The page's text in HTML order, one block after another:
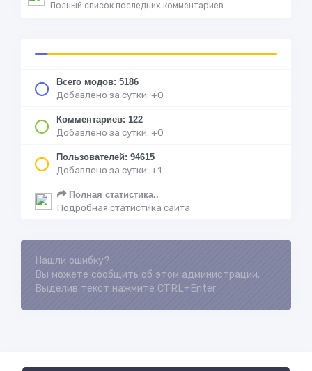
Полный список последних комментариев
Всего модов: 5186
Добавлено за сутки: +0
Комментариев: 122
Добавлено за сутки: +0
Пользователей: 94615
Добавлено за сутки: +1
Полная статистика..
Подробная статистика сайта
Нашли ошибку?
Вы можете сообщить об этом администрации.
Выделив текст нажмите CTRL+Enter